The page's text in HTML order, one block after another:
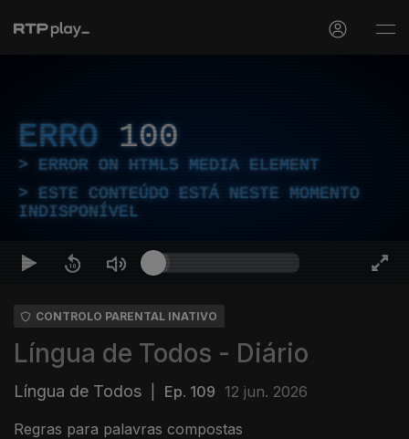
ERRO 100
ERROR ON HTML5 MEDIA ELEMENT
ESTE CONTEÚDO ESTÁ NESTE MOMENTO
INDISPONÍVEL
CONTROLO PARENTAL INATIVO
Língua de Todos - Diário
Língua de Todos Ep. 109 12 jun. 2026
Regras para palavras compostas